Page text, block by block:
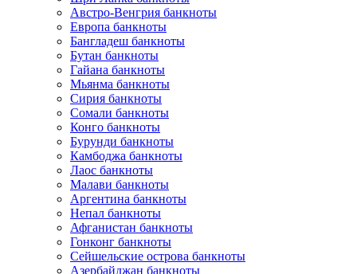
Австро-Венгрия банкноты
Европа банкноты
Бангладеш банкноты
Бутан банкноты
Гайана банкноты
Мьянма банкноты
Сирия банкноты
Сомали банкноты
Конго банкноты
Бурунди банкноты
Камбоджа банкноты
Лаос банкноты
Малави банкноты
Аргентина банкноты
Непал банкноты
Афганистан банкноты
Гонконг банкноты
Сейшельские острова банкноты
Азербайджан банкноты